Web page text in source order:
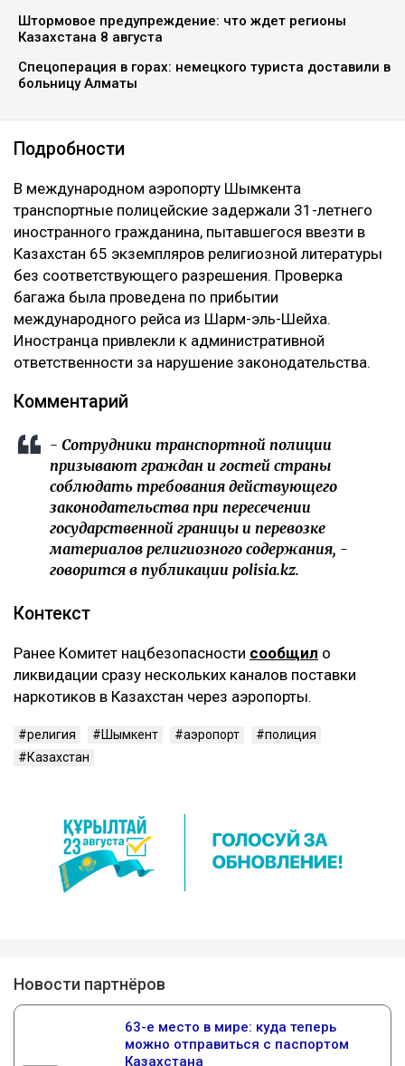
Штормовое предупреждение: что ждет регионы
Казахстана 8 августа
Спецоперация в горах: немецкого туриста доставили в
больницу Алматы
Подробности
В международном аэропорту Шымкента
транспортные полицейские задержали 31-летнего
иностранного гражданина, пытавшегося ввезти в
Казахстан 65 экземпляров религиозной литературы
без соответствующего разрешения. Проверка
багажа была проведена по прибытии
международного рейса из Шарм-эль-Шейха.
Иностранца привлекли к административной
ответственности за нарушение законодательства.
Комментарий
- Сотрудники транспортной полиции
призывают граждан и гостей страны
соблюдать требования действующего
законодательства при пересечении
государственной границы и перевозке
материалов религиозного содержания, -
говорится в публикации polisia.kz.
Контекст
Ранее Комитет нацбезопасности сообщил о
ликвидации сразу нескольких каналов поставки
наркотиков в Казахстан через аэропорты.
религия Шымкент аэропорт
полиция
Казахстан